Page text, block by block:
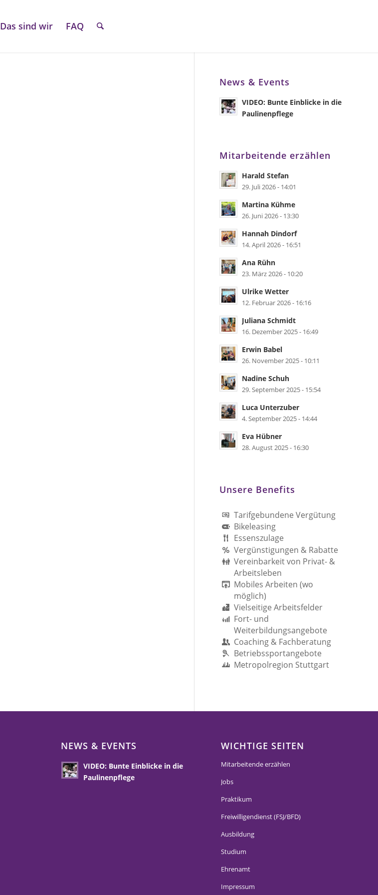
Das sind wir FAQ
News & Events
VIDEO: Bunte Einblicke in die
Paulinenpflege
Mitarbeitende erzählen
Harald Stefan
29. Juli 2026 - 14:01
Martina Kühme
26. Juni 2026 - 13:30
Hannah Dindorf
14. April 2026 - 16:51
Ana Rühn
23. März 2026 - 10:20
Ulrike Wetter
12. Februar 2026 - 16:16
Juliana Schmidt
16. Dezember 2025 - 16:49
Erwin Babel
26. November 2025 - 10:11
Nadine Schuh
29. September 2025 - 15:54
Luca Unterzuber
4. September 2025 - 14:44
Eva Hübner
28. August 2025 - 16:30
Unsere Benefits
Tarifgebundene Vergütung
Bikeleasing
Essenszulage
Vergünstigungen & Rabatte
Vereinbarkeit von Privat- &
Arbeitsleben
Mobiles Arbeiten (wo
möglich)
Vielseitige Arbeitsfelder
Fort- und
Weiterbildungsangebote
Coaching & Fachberatung
Betriebssportangebote
Metropolregion Stuttgart
NEWS & EVENTS
VIDEO: Bunte Einblicke in die
Paulinenpflege
WICHTIGE SEITEN
Mitarbeitende erzählen
Jobs
Praktikum
Freiwilligendienst (FSJ/BFD)
Ausbildung
Studium
Ehrenamt
Impressum